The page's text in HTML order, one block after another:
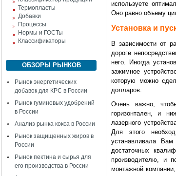
Термопласты
Добавки
Процессы
Нормы и ГОСТы
Классификаторы
ОБЗОРЫ РЫНКОВ
Рынок энергетических
добавок для КРС в России
Рынок гуминовых удобрений
в России
Анализ рынка кокса в России
Рынок защищенных жиров в
России
Рынок пектина и сырья для
его производства в России
используете
Оно равно объему
Установка и
В зависимости от
дороге
него. Иногда
зажимное
которую можно
долларов.
Очень важно,
горизонтален, и
лазерного
Для этого
устанавливала
достаточных
производителю, и
монтажной